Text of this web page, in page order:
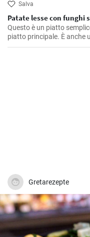
Salva
Patate lesse con funghi
Questo è un piatto
piatto principale. È anche
L'abbinamento tra i funghi
richiede pochissimi
Gretarezepte